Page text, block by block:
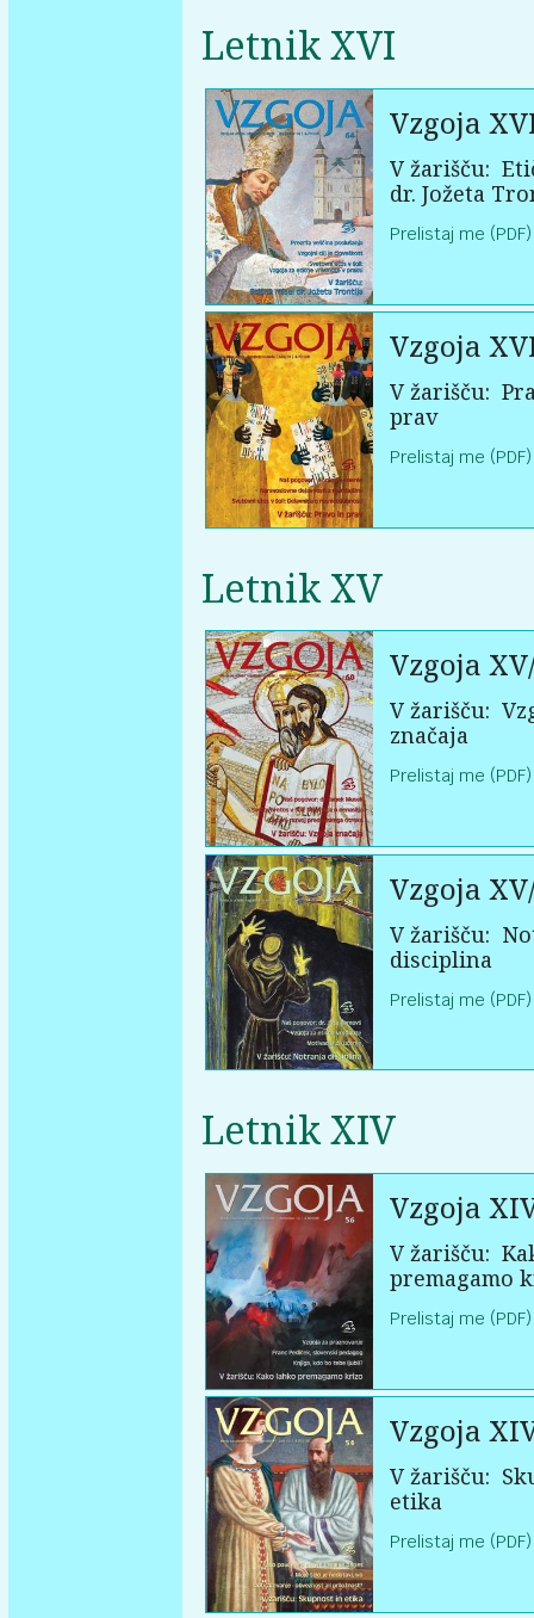
Letnik XVI
Vzgoja
V žarišču:
dr. Jožeta
Prelistaj me (PDF)
Vzgoja
V žarišču:
prav
Prelistaj me (PDF)
Letnik XV
Vzgoja
V žarišču:
značaja
Prelistaj me (PDF)
Vzgoja
V žarišču:
disciplina
Prelistaj me (PDF)
Letnik XIV
Vzgoja
V žarišču:
premagamo
Prelistaj me (PDF)
Vzgoja
V žarišču:
etika
Prelistaj me (PDF)